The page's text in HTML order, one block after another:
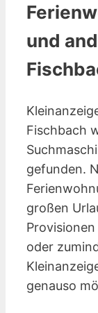
und
Fischbach
gefunden.
großen
oder
genauso